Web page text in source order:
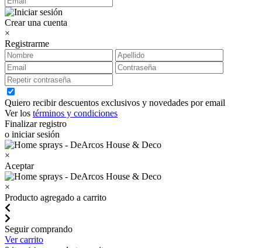
Crear una cuenta
×
Registrarme
Quiero recibir descuentos exclusivos y novedades por email
Ver los términos y condiciones
Finalizar registro
o iniciar sesión
×
Aceptar
×
Producto agregado a carrito
Seguir comprando
Ver carrito